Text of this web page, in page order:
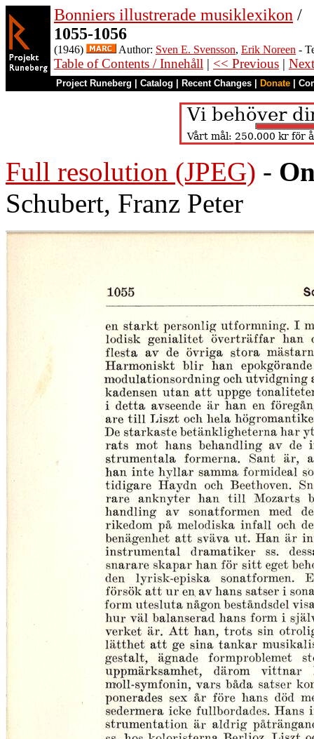
Bonniers illustrerade musiklexikon /
1055-1056
(1946) Author: Sven E. Svensson, Erik Noreen -
Table of Contents / Innehåll | << Previous |
Project Runeberg Catalog Recent Changes Donate
Full resolution (JPEG) -
Schubert, Franz Peter